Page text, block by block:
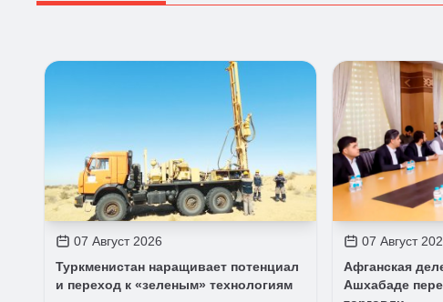
07 Август 2026
Туркменистан наращивает потенциал
и переход к «зеленым» технологиям
07 Август
Афганская
Ашхабаде